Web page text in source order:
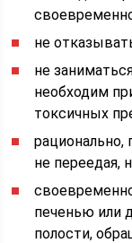
не
не
необходим
токсичных
рационально,
не переедая,
печенью или
полости,